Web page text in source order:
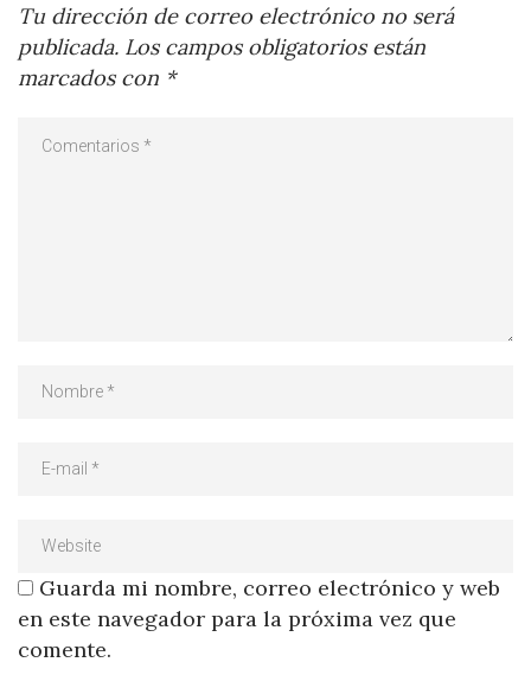
Tu dirección de correo electrónico no será
publicada. Los campos obligatorios están
marcados con *
Guarda mi nombre, correo electrónico y web
en este navegador para la próxima vez que
comente.